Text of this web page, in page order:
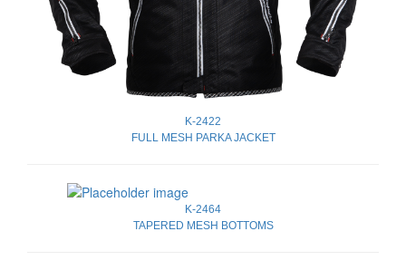
K-2422
FULL MESH PARKA JACKET
K-2464
TAPERED MESH BOTTOMS